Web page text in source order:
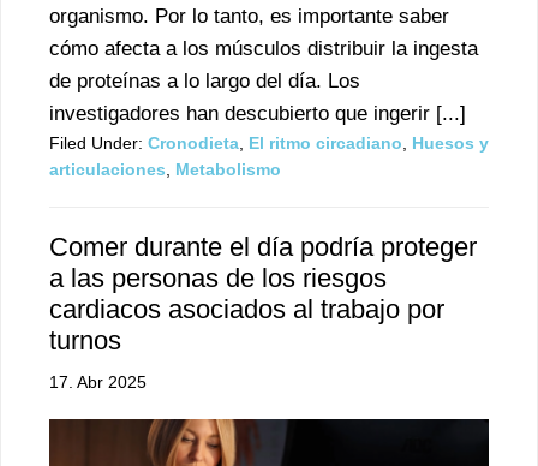
organismo. Por lo tanto, es importante saber
cómo afecta a los músculos distribuir la ingesta
de proteínas a lo largo del día. Los
investigadores han descubierto que ingerir [...]
Filed Under: Cronodieta El ritmo circadiano
Huesos y
articulaciones
Metabolismo
Comer durante el día podría proteger
a las personas de los riesgos
cardiacos asociados al trabajo por
turnos
17. Abr 2025